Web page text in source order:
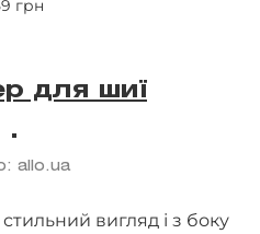
грн
для шиї
allo.ua
вигляд і з боку